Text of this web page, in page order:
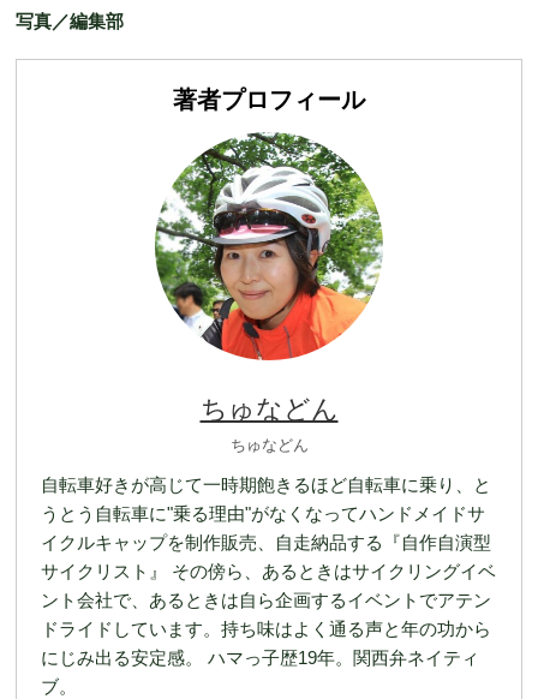
写真／編集部
著者プロフィール
ちゅなどん
ちゅなどん
自転車好きが高じて一時期飽きるほど自転車に乗り、と
うとう自転車に"乗る理由"がなくなってハンドメイドサ
イクルキャップを制作販売、自走納品する『自作自演型
サイクリスト』 その傍ら、あるときはサイクリングイベ
ント会社で、あるときは自ら企画するイベントでアテン
ドライドしています。持ち味はよく通る声と年の功から
にじみ出る安定感。 ハマっ子歴19年。関西弁ネイティ
ブ。